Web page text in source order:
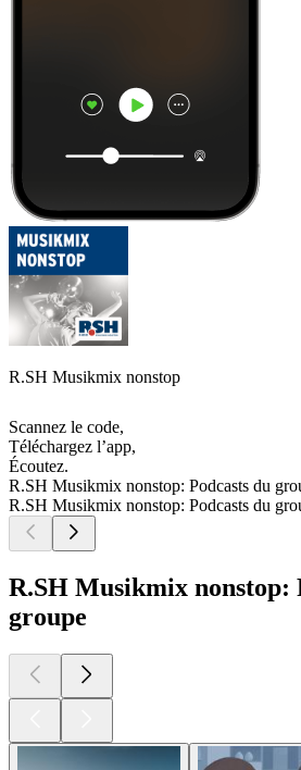
R.SH Musikmix nonstop
Scannez le code,
Téléchargez l’app,
Écoutez.
R.SH Musikmix nonstop: Podcasts du
R.SH Musikmix nonstop: Podcasts du
R.SH Musikmix nonstop:
groupe